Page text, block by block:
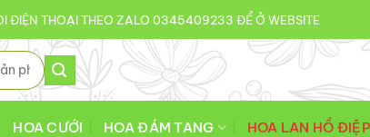
ĐIỆN THOẠI THEO ZALO 0345409233 ĐỂ Ở WEBSITE
HOA CƯỚI HOA ĐÁM TANG HOA LAN HỒ ĐIỆP